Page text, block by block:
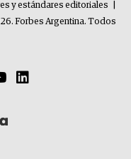
y estándares editoriales
Forbes Argentina. Todos